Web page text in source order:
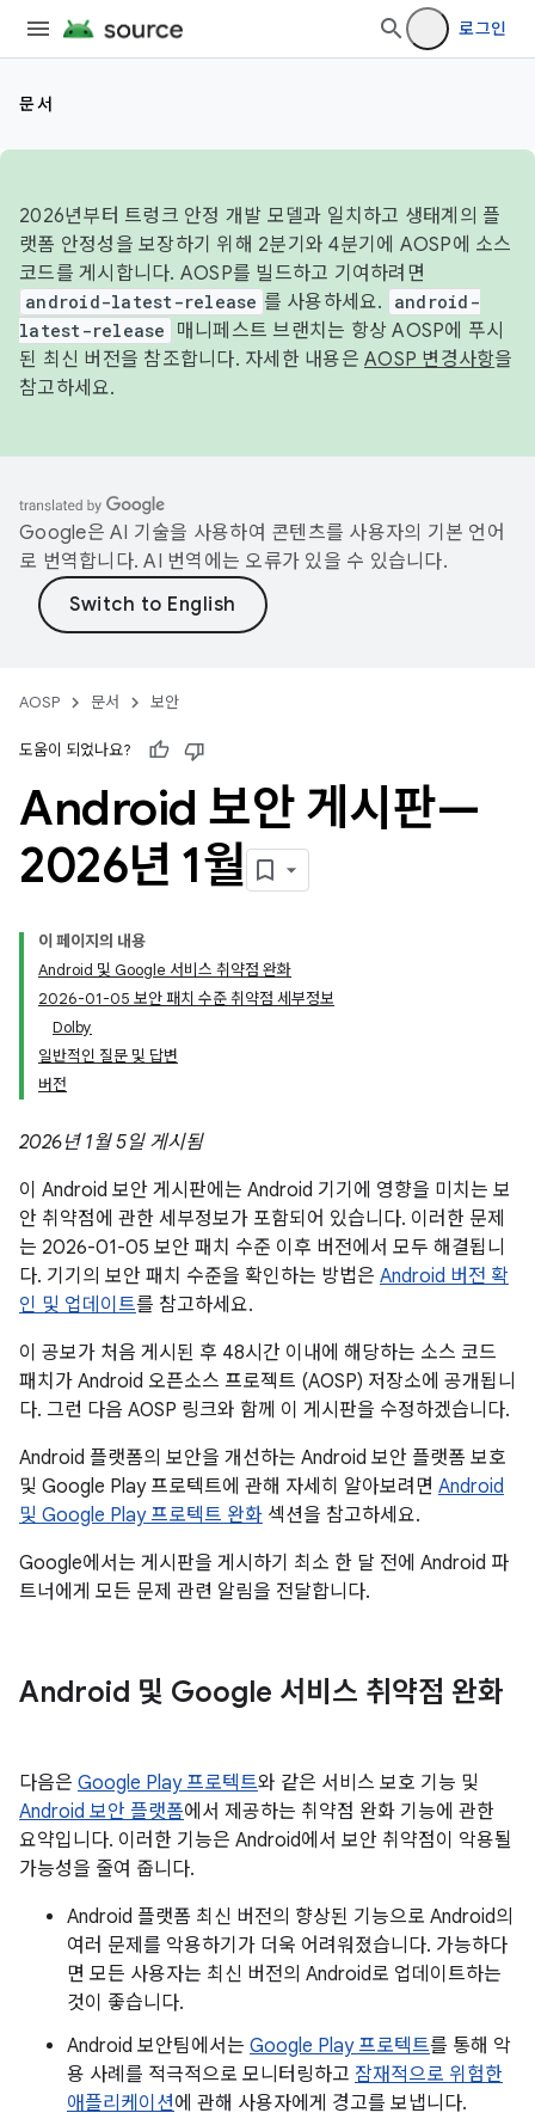
로그인
문서
2026년부터 트렁크 안정 개발 모델과 일치하고 생태계의 플
랫폼 안정성을 보장하기 위해 2분기와 4분기에 AOSP에 소스
코드를 게시합니다. AOSP를 빌드하고 기여하려면
android-latest-release 를 사용하세요.
android-
latest-release
매니페스트 브랜치는 항상 AOSP에 푸시
된 최신 버전을 참조합니다. 자세한 내용은 AOSP 변경사항을
참고하세요.
Google은 AI 기술을 사용하여 콘텐츠를 사용자의 기본 언어
로 번역합니다. AI 번역에는 오류가 있을 수 있습니다.
AOSP 문서 보안
도움이 되었나요?
Android 보안 게시판—
2026년 1월
이 페이지의 내용
Android 및 Google 서비스 취약점 완화
2026-01-05 보안 패치 수준 취약점 세부정보
Dolby
일반적인 질문 및 답변
버전
2026년 1월 5일 게시됨
이 Android 보안 게시판에는 Android 기기에 영향을 미치는 보
안 취약점에 관한 세부정보가 포함되어 있습니다. 이러한 문제
는 2026-01-05 보안 패치 수준 이후 버전에서 모두 해결됩니
다. 기기의 보안 패치 수준을 확인하는 방법은 Android 버전 확
인 및 업데이트를 참고하세요.
이 공보가 처음 게시된 후 48시간 이내에 해당하는 소스 코드
패치가 Android 오픈소스 프로젝트 (AOSP) 저장소에 공개됩니
다. 그런 다음 AOSP 링크와 함께 이 게시판을 수정하겠습니다.
Android 플랫폼의 보안을 개선하는 Android 보안 플랫폼 보호
및 Google Play 프로텍트에 관해 자세히 알아보려면 Android
및 Google Play 프로텍트 완화 섹션을 참고하세요.
Google에서는 게시판을 게시하기 최소 한 달 전에 Android 파
트너에게 모든 문제 관련 알림을 전달합니다.
Android 및 Google 서비스 취약점 완화
다음은 Google Play 프로텍트와 같은 서비스 보호 기능 및
Android 보안 플랫폼에서 제공하는 취약점 완화 기능에 관한
요약입니다. 이러한 기능은 Android에서 보안 취약점이 악용될
가능성을 줄여 줍니다.
Android 플랫폼 최신 버전의 향상된 기능으로 Android의
여러 문제를 악용하기가 더욱 어려워졌습니다. 가능하다
면 모든 사용자는 최신 버전의 Android로 업데이트하는
것이 좋습니다.
Android 보안팀에서는 Google Play 프로텍트를 통해 악
용 사례를 적극적으로 모니터링하고 잠재적으로 위험한
애플리케이션에 관해 사용자에게 경고를 보냅니다.